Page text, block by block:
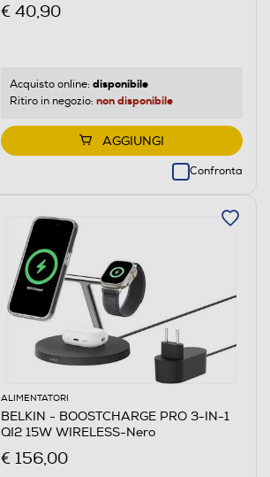
€ 40,90
Acquisto online: disponibile
Ritiro in negozio: non disponibile
AGGIUNGI
Confronta
ALIMENTATORI
BELKIN - BOOSTCHARGE PRO 3-IN-1
QI2 15W WIRELESS-Nero
€ 156,00